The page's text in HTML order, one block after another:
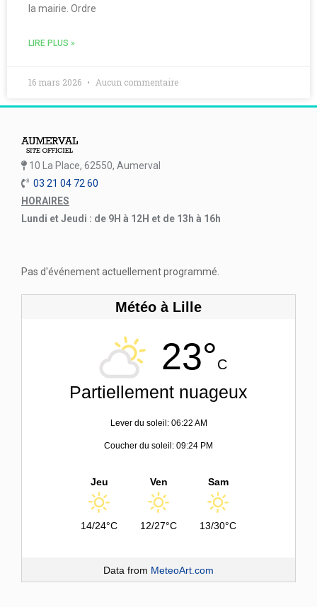
la mairie. Ordre
LIRE PLUS »
16 mars 2026 Aucun commentaire
10 La Place, 62550, Aumerval
03 21 04 72 60
HORAIRES
Lundi et Jeudi : de 9H à 12H et de 13h à 16h
Pas d'événement actuellement programmé.
Météo à Lille
23°C
Partiellement nuageux
Lever du soleil: 06:22 AM
Coucher du soleil: 09:24 PM
Jeu
14/24°C
Ven
12/27°C
Sam
13/30°C
Data from MeteoArt.com